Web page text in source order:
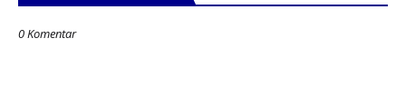
0 Komentar